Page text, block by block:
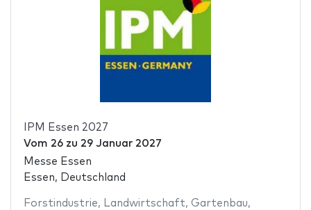
IPM Essen 2027
Vom 26zu 29 Januar 2027
Messe Essen
Essen, Deutschland
Forstindustrie, Landwirtschaft, Gartenbau,